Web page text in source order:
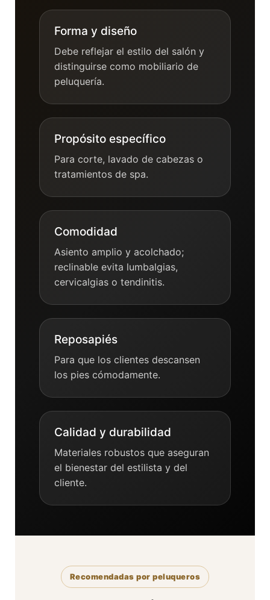
Forma y diseño
Debe reflejar el estilo del salón y
distinguirse como mobiliario de
peluquería.
Propósito específico
Para corte, lavado de cabezas o
tratamientos de spa.
Comodidad
Asiento amplio y acolchado;
reclinable evita lumbalgias,
cervicalgias o tendinitis.
Reposapiés
Para que los clientes descansen
los pies cómodamente.
Calidad y durabilidad
Materiales robustos que aseguran
el bienestar del estilista y del
cliente.
Recomendadas por peluqueros